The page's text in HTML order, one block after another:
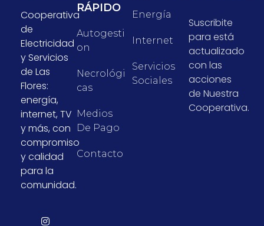
Cooperativa
de
Electricidad
y Servicios
de Las
Flores:
energía,
internet, TV
y más, con
compromiso
y calidad
para la
comunidad.
RÁPIDO
Autogesti
On
Necrológi
Cas
Medios
De Pago
Contacto
Energía
Internet
Servicios
Sociales
Suscribite
para está
actualizado
con las
acciones
de Nuestra
Cooperativa.